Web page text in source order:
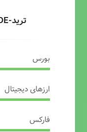
ترید-TRADE
بورس
ارزهای دیجیتال
فارکس